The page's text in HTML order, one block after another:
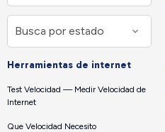
Herramientas de internet
Test Velocidad — Medir Velocidad de
Internet
Que Velocidad Necesito